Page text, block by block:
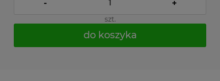
- +
szt.
do koszyka